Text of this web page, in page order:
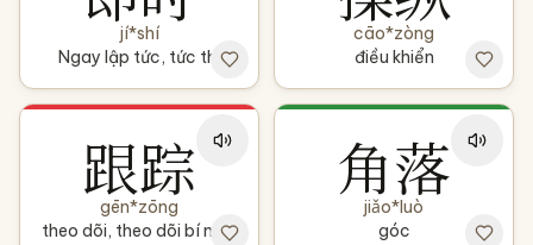
jí*shí
Ngay lập tức, tức thì
cāo*zòng
điều khiển
跟踪
gēn*zōng
theo dõi, theo dõi bí mật
角落
jiǎo*luò
góc